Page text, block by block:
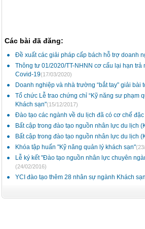
Các bài đã đăng:
Đề xuất các giải pháp cấp bách hỗ trợ doanh
Thông tư 01/2020/TT-NHNN cơ cấu lại hạn trả
Covid-19(17/03/2020)
Doanh nghiệp và nhà trường “bắt tay” giải bài
Tổ chức Lễ trao chứng chỉ “Kỹ năng sư phạm
Khách sạn"(15/12/2017)
Đào tạo các ngành về du lịch đã có cơ chế đặc
Bất cập trong đào tạo nguồn nhân lực du lịch
Bất cập trong đào tạo nguồn nhân lực du lịch
Khóa tập huấn "Kỹ năng quản lý khách sạn"
Lễ ký kết "Đào tạo nguồn nhân lực chuyên
(24/02/2016)
YCI đào tạo thêm 28 nhân sự ngành Khách sạn